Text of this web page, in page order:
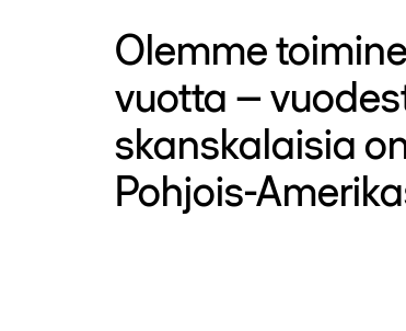
Olemme
vuotta –
skanskalaisia
Pohjois-